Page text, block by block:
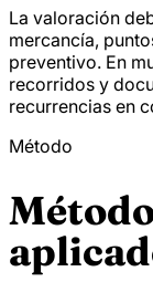
La valoración
mercancía,
preventivo. En
recorridos y
recurrencias en
Método